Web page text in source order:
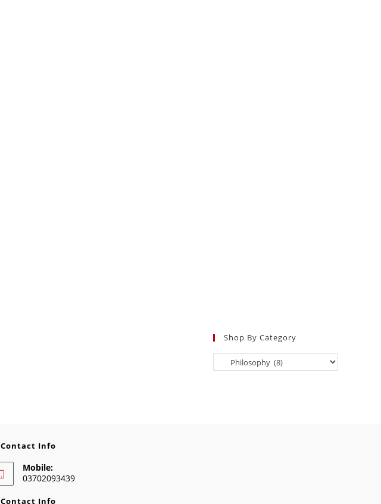
Shop By Category
Contact Info
Mobile:
03702093439
Contact Info